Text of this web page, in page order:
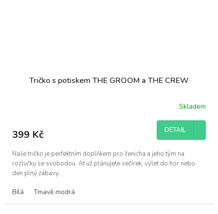
Tričko s potiskem THE GROOM a THE CREW
Skladem
399 Kč DETAIL
Naše tričko je perfektním doplňkem pro ženicha a jeho tým na
rozlučku se svobodou. Ať už plánujete večírek, výlet do hor nebo
den plný zábavy.
Bílá Tmavě modrá